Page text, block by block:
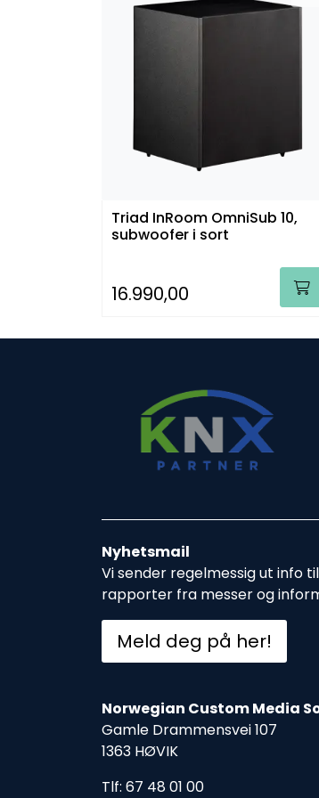
Triad InRoom OmniSub 10,
subwoofer i sort
16.990,00
Nyhetsmail
Vi sender regelmessig ut info
rapporter fra messer og
Meld deg på her!
Norwegian Custom Media
Gamle Drammensvei 107
1363 HØVIK
Tlf: 67 48 01 00